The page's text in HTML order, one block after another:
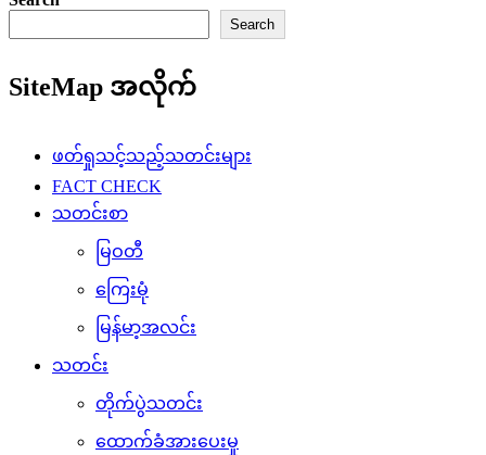
Search
SiteMap အလိုက်
ဖတ်ရှုသင့်သည့်သတင်းများ
FACT CHECK
သတင်းစာ
မြဝတီ
ကြေးမုံ
မြန်မာ့အလင်း
သတင်း
တိုက်ပွဲသတင်း
ထောက်ခံအားပေးမှု